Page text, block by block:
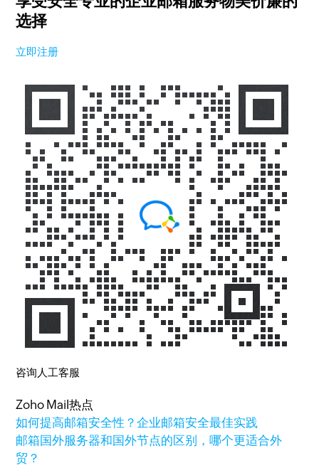
选择
立即注册
咨询人工客服
Zoho Mail热点
如何提高邮箱安全性？企业邮箱安全最佳实践
邮箱国外服务器和国外节点的区别，哪个更适合外
贸？